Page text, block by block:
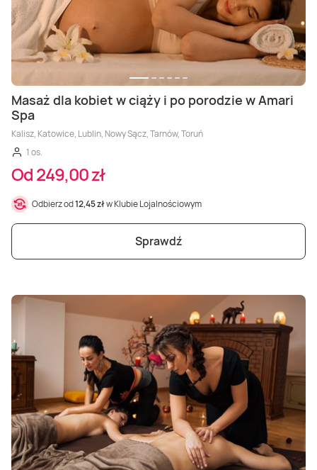
Masaż dla kobiet w ciąży i po porodzie w Amari
Spa
Kalisz, Katowice, Lublin, Nowy Sącz, Tarnów, Toruń
1 os.
Od 249,00 zł
Odbierz od12,45 złw Klubie Lojalnościowym
Sprawdź